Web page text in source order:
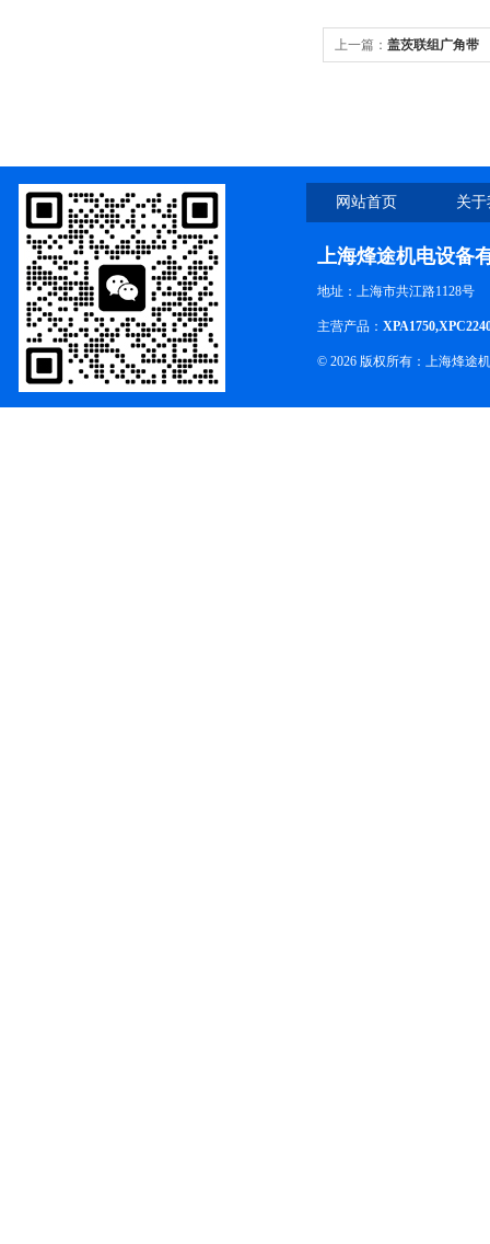
上一篇： 盖茨联组广角带
网站首页 关
上海烽途机电设备
地址：上海市共江路1128号
主营产品：
© 2026 版权所有：上海烽途